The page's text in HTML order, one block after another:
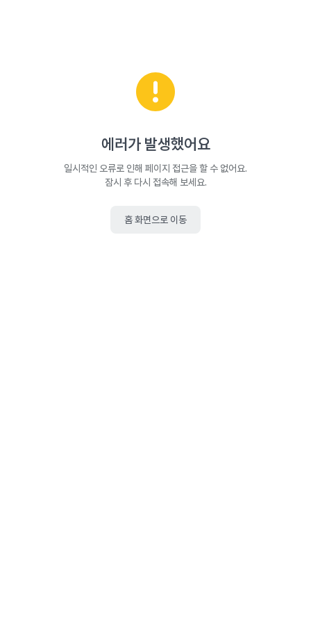
에러가 발생했어요
일시적인 오류로 인해 페이지 접근을 할 수 없어요.
잠시 후 다시 접속해 보세요.
홈 화면으로 이동